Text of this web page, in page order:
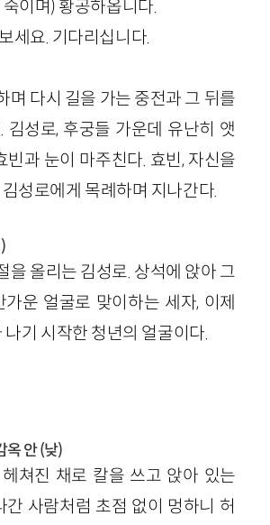
이며) 황공하옵니다.
세요. 기다리십니다.
며 다시 길을 가는 중전과 그 뒤를
김성로, 후궁들 가운데 유난히 앳
빈과 눈이 마주친다. 효빈, 자신을
성로에게 목례하며 지나간다.
을 올리는 김성로. 상석에 앉아 그
운 얼굴로 맞이하는 세자, 이제
나기 시작한 청년의 얼굴이다.
옥 안 (낮)
쳐진 채로 칼을 쓰고 앉아 있는
간 사람처럼 초점 없이 멍하니 허